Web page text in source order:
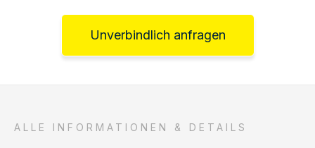
Unverbindlich anfragen
ALLE INFORMATIONEN & DETAILS